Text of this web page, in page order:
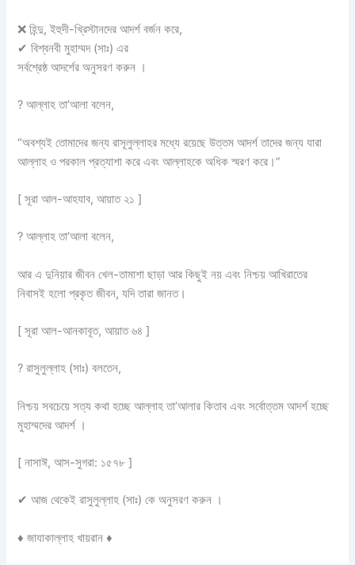
❌ হিন্দু, ইহুদী-খ্রিস্টানদের আদর্শ বর্জন করে,
✔ বিশ্বনবী মুহাম্মদ (সাঃ) এর
সর্বশ্রেষ্ঠ আদর্শের অনুসরণ করুন ।
? আল্লাহ তা’আলা বলেন,
“অবশ্যই তোমাদের জন্য রাসূলুল্লাহর মধ্যে রয়েছে উত্তম আদর্শ তাদের জন্য যারা
আল্লাহ ও পরকাল প্রত্যাশা করে এবং আল্লাহকে অধিক স্মরণ করে।”
[ সূরা আল-আহযাব, আয়াত ২১ ]
? আল্লাহ তা’আলা বলেন,
আর এ দুনিয়ার জীবন খেল-তামাশা ছাড়া আর কিছুই নয় এবং নিশ্চয় আখিরাতের
নিবাসই হলো প্রকৃত জীবন, যদি তারা জানত।
[ সূরা আল-আনকাবূত, আয়াত ৬৪ ]
? রাসুলুল্লাহ (সাঃ) বলতেন,
নিশ্চয় সবচেয়ে সত্য কথা হচ্ছে আল্লাহ তা’আলার কিতাব এবং সর্বোত্তম আদর্শ হচ্ছে
মুহাম্মদের আদর্শ ।
[ নাসাঈ, আস-সুগরা: ১৫৭৮ ]
✔ আজ থেকেই রাসুলুল্লাহ (সাঃ) কে অনুসরণ করুন ।
♦ জাযাকাল্লাহ খায়রান♦